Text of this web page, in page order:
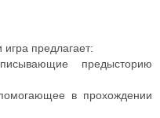
предлагает:
предысторию
в прохождении